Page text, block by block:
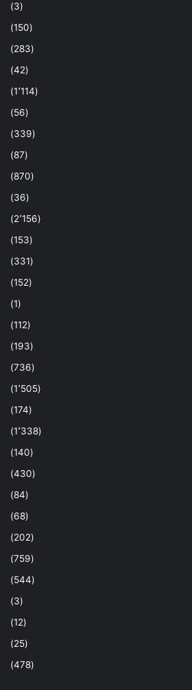
(3)
(150)
(283)
(42)
(1٬114)
(56)
(339)
(87)
(870)
(36)
(2٬156)
(153)
(331)
(152)
(1)
(112)
(193)
(736)
(1٬505)
(174)
(1٬338)
(140)
(430)
(84)
(68)
(202)
(759)
(544)
(3)
(12)
(25)
(478)